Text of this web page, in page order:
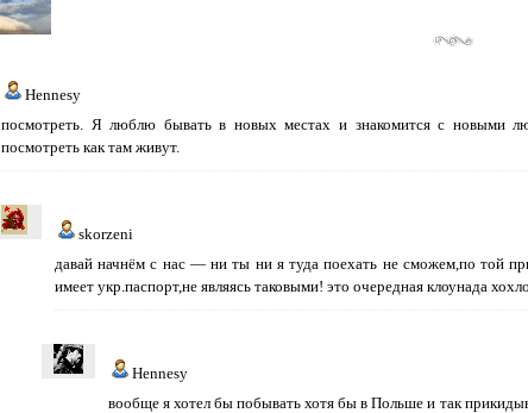
Hennesy
посмотреть. Я люблю бывать в новых местах и знакомится с новыми
посмотреть как там живут.
skorzeni
давай начнём с нас — ни ты ни я туда поехать не сможем,по той
имеет укр.паспорт,не являясь таковыми! это очередная клоунада
Hennesy
вообще я хотел бы побывать хотя бы в Польше и так